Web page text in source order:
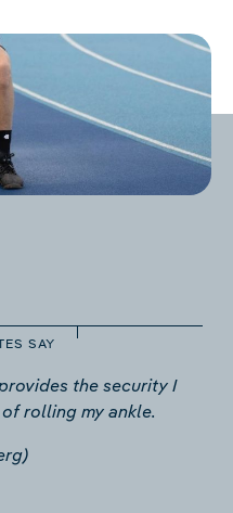
SAY
the security I
rolling my ankle.